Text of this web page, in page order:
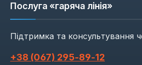
Послуга «гаряча лінія»
Підтримка та консультування
+38 (067) 295‑89‑12